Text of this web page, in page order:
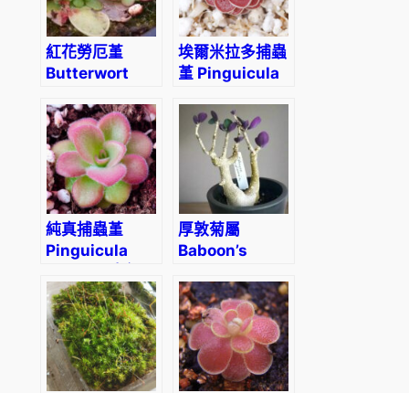
紅花勞厄堇
Butterwort
laueana
埃爾米拉多捕蟲
堇 Pinguicula
純真捕蟲堇
Pinguicula
3-5cm)
厚敦菊屬
Baboon’s
Bush
(Othonna
triplinervia)